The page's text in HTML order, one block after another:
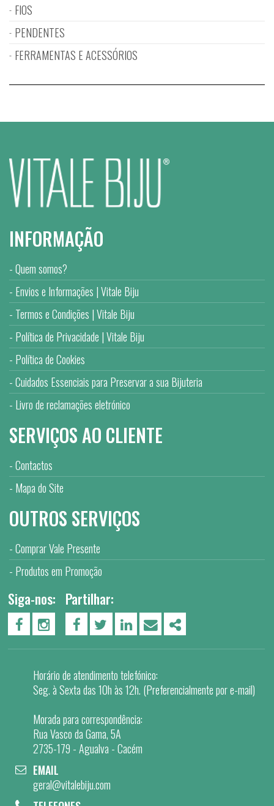
FIOS
PENDENTES
FERRAMENTAS E ACESSÓRIOS
INFORMAÇÃO
Quem somos?
Envios e Informações | Vitale Biju
Termos e Condições | Vitale Biju
Política de Privacidade | Vitale Biju
Política de Cookies
Cuidados Essenciais para Preservar a sua Bijuteria
Livro de reclamações eletrónico
SERVIÇOS AO CLIENTE
Contactos
Mapa do Site
OUTROS SERVIÇOS
Comprar Vale Presente
Produtos em Promoção
Siga-nos:
PÁGINA DO FACEBOOK
PÁGINA DO INSTAGRAM
Partilhar:
FACEBOOKTWITTERLINKEDIN
EMAIL
Horário de atendimento telefónico:
Seg. à Sexta das 10h às 12h. (Preferencialmente por e-mail)
Morada para correspondência:
Rua Vasco da Gama, 5A
2735-179 - Agualva - Cacém
EMAIL
geral@vitalebiju.com